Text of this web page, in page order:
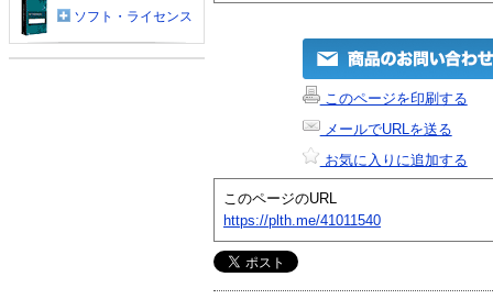
このページを印刷する
メールでURLを送る
お気に入りに追加する
このページのURL
https://plth.me/41011540
ソフト・ライセンス